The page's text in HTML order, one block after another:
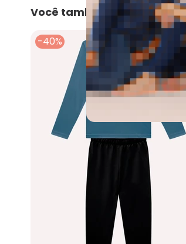
Você também pode gostar
-40%